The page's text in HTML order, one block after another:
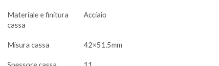
Materiale e finitura
cassa
Acciaio
Misura cassa 42×51.5mm